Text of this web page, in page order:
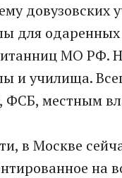
для одаренных
МО РФ.
и училища.
местным
в Москве
на